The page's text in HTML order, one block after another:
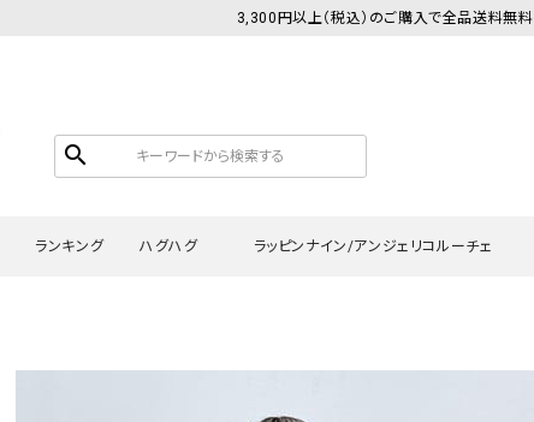
3,300円以上（税込）のご購入で全品送料無料
search
ランキング ハグハグ ラッピンナイン/アンジェリコルーチェ